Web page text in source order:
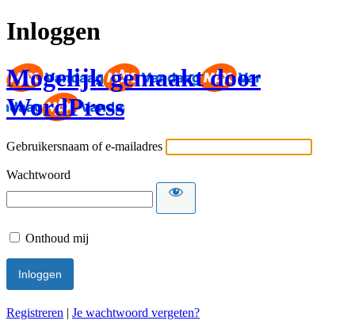
Inloggen
Mogelijk gemaakt door
WordPress
Gebruikersnaam of e-mailadres
Wachtwoord
Onthoud mij
Registreren | Je wachtwoord vergeten?